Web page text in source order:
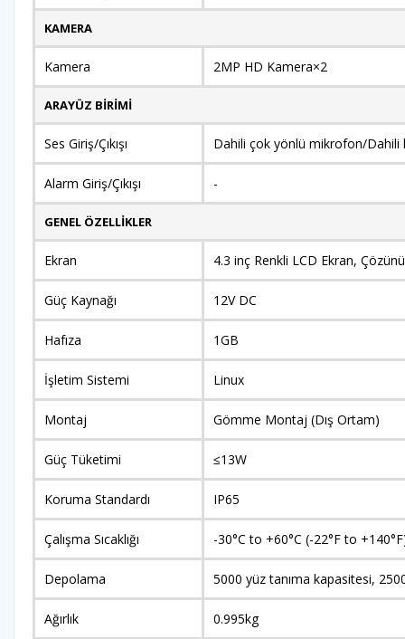
KAMERA
Kamera 2MP HD Kamera×2
ARAYÜZ BİRİMİ
Ses Giriş/Çıkışı Dahili çok yönlü mikrofon/Dahili
Alarm Giriş/Çıkışı -
GENEL ÖZELLİKLER
Ekran 4.3 inç Renkli LCD Ekran,
Güç Kaynağı 12V DC
Hafıza 1GB
İşletim Sistemi Linux
Montaj Gömme Montaj (Dış Ortam)
Güç Tüketimi ≤13W
Koruma Standardı IP65
Çalışma Sıcaklığı -30°C to +60°C (-22°F to
Depolama 5000 yüz tanıma kapasitesi,
Ağırlık 0.995kg